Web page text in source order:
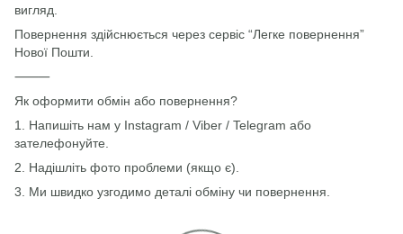
вигляд.
Повернення здійснюється через сервіс “Легке повернення”
Нової Пошти.
⸻
Як оформити обмін або повернення?
1. Напишіть нам у Instagram / Viber / Telegram або
зателефонуйте.
2. Надішліть фото проблеми (якщо є).
3. Ми швидко узгодимо деталі обміну чи повернення.